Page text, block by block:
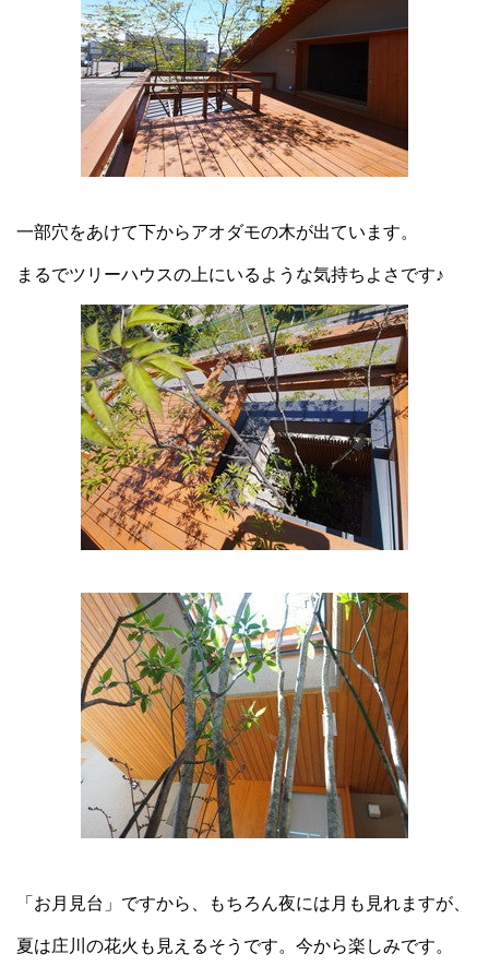
一部穴をあけて下からアオダモの木が出ています。
まるでツリーハウスの上にいるような気持ちよさです♪
「お月見台」ですから、もちろん夜には月も見れますが、
夏は庄川の花火も見えるそうです。今から楽しみです。